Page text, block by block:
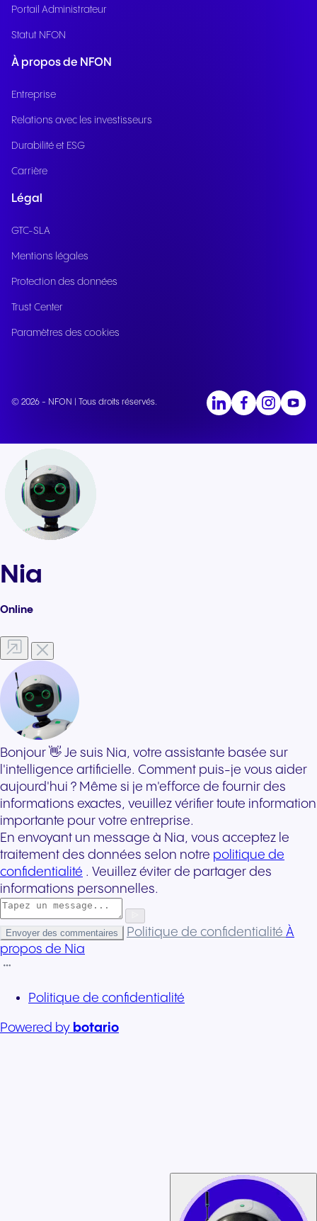
Portail Administrateur
Statut NFON
À propos de NFON
Entreprise
Relations avec les investisseurs
Durabilité et ESG
Carrière
Légal
GTC-SLA
Mentions légales
Protection des données
Trust Center
Paramètres des cookies
© 2026 - NFON | Tous droits réservés.